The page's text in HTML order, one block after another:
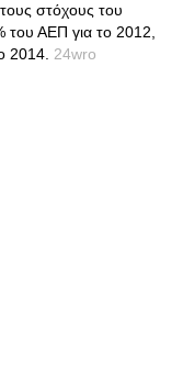
στόχους του
του ΑΕΠ για το 2012,
2014. 24wro